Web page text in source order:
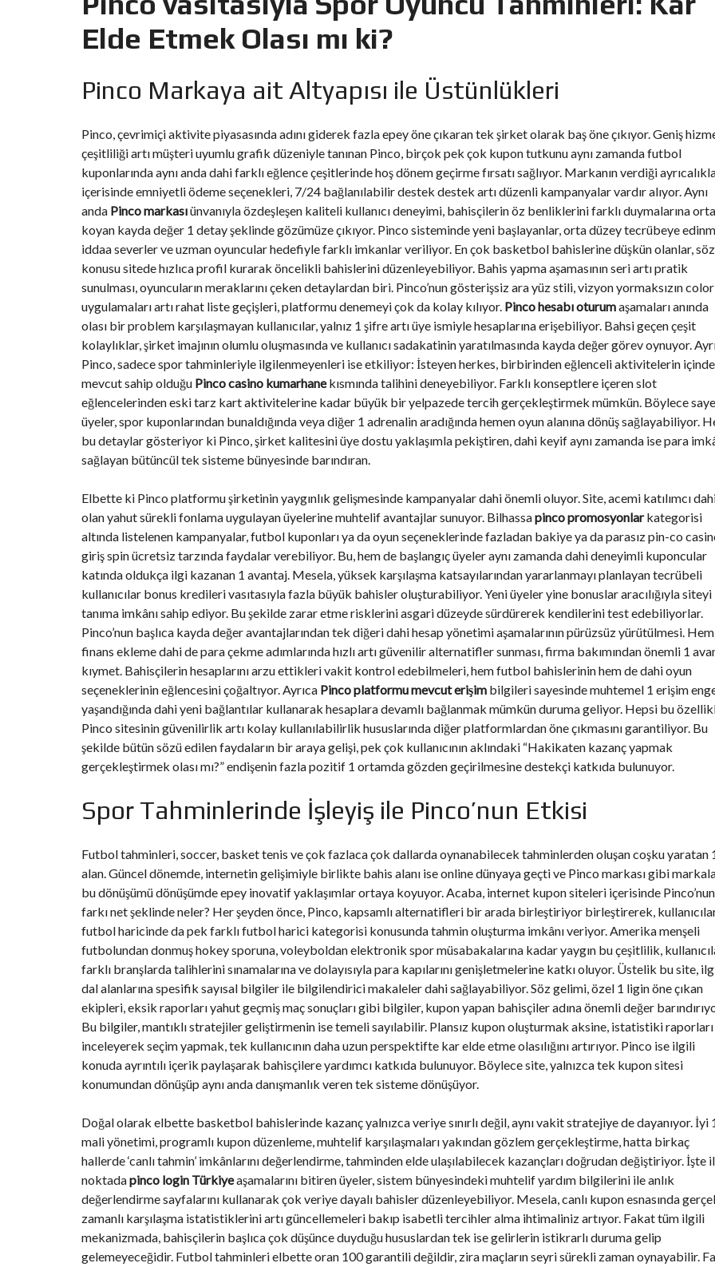
U
R
U
O
M
E
C
E
M
M
U
B
L
E
E
R
I
N
C
M
M
R
E
I
M
E
U
B
L
N
I
C
R
É
V
T
I
N
&
O
S
T
U
C
T
I
N
F
I
C
A
L
I
&
O
N
E
L
D
E
S
I
G
N
D
I
N
É
R
U
O
N
C
I
E
G
R
I
&
R
L
O
C
A
I
O
M
U
I
C
T
Elde Etmek Olası mı ki?
Pinco Markaya ait Altyapısı ile Üstünlükleri
Pinco, çevrimiçi aktivite piyasasında adını giderek fazla epey öne çıkaran tek şirket olarak baş öne çıkıyor. Geniş
çeşitliliği artı müşteri uyumlu grafik düzeniyle tanınan Pinco, birçok pek çok kupon tutkunu aynı zamanda futbol
kuponlarında aynı anda dahi farklı eğlence çeşitlerinde hoş dönem geçirme fırsatı sağlıyor. Markanın verdiği
içerisinde emniyetli ödeme seçenekleri, 7/24 bağlanılabilir destek destek artı düzenli kampanyalar vardır alıyor. Aynı
anda Pinco markasıünvanıyla özdeşleşen kaliteli kullanıcı deneyimi, bahisçilerin öz benliklerini farklı duymalarına
koyan kayda değer 1 detay şeklinde gözümüze çıkıyor. Pinco sisteminde yeni başlayanlar, orta düzey tecrübeye
iddaa severler ve uzman oyuncular hedefiyle farklı imkanlar veriliyor. En çok basketbol bahislerine düşkün olanlar, söz
konusu sitede hızlıca profil kurarak öncelikli bahislerini düzenleyebiliyor. Bahis yapma aşamasının seri artı pratik
sunulması, oyuncuların meraklarını çeken detaylardan biri. Pinco’nun gösterişsiz ara yüz stili, vizyon yormaksızın color
uygulamaları artı rahat liste geçişleri, platformu denemeyi çok da kolay kılıyor. Pinco hesabı oturumaşamaları anında
olası bir problem karşılaşmayan kullanıcılar, yalnız 1 şifre artı üye ismiyle hesaplarına erişebiliyor. Bahsi geçen çeşit
kolaylıklar, şirket imajının olumlu oluşmasında ve kullanıcı sadakatinin yaratılmasında kayda değer görev oynuyor.
Pinco, sadece spor tahminleriyle ilgilenmeyenleri ise etkiliyor: İsteyen herkes, birbirinden eğlenceli aktivitelerin içinde
mevcut sahip olduğu Pinco casino kumarhanekısmında talihini deneyebiliyor. Farklı konseptlere içeren slot
eğlencelerinden eski tarz kart aktivitelerine kadar büyük bir yelpazede tercih gerçekleştirmek mümkün. Böylece
üyeler, spor kuponlarından bunaldığında veya diğer 1 adrenalin aradığında hemen oyun alanına dönüş sağlayabiliyor.
bu detaylar gösteriyor ki Pinco, şirket kalitesini üye dostu yaklaşımla pekiştiren, dahi keyif aynı zamanda ise para
sağlayan bütüncül tek sisteme bünyesinde barındıran.
Elbette ki Pinco platformu şirketinin yaygınlık gelişmesinde kampanyalar dahi önemli oluyor. Site, acemi katılımcı
olan yahut sürekli fonlama uygulayan üyelerine muhtelif avantajlar sunuyor. Bilhassapinco promosyonlarkategorisi
altında listelenen kampanyalar, futbol kuponları ya da oyun seçeneklerinde fazladan bakiye ya da parasızpin-co
girişspin ücretsiz tarzında faydalar verebiliyor. Bu, hem de başlangıç üyeler aynı zamanda dahi deneyimli kuponcular
katında oldukça ilgi kazanan 1 avantaj. Mesela, yüksek karşılaşma katsayılarından yararlanmayı planlayan tecrübeli
kullanıcılar bonus kredileri vasıtasıyla fazla büyük bahisler oluşturabiliyor. Yeni üyeler yine bonuslar aracılığıyla siteyi
tanıma imkânı sahip ediyor. Bu şekilde zarar etme risklerini asgari düzeyde sürdürerek kendilerini test edebiliyorlar.
Pinco’nun başlıca kayda değer avantajlarından tek diğeri dahi hesap yönetimi aşamalarının pürüzsüz yürütülmesi.
finans ekleme dahi de para çekme adımlarında hızlı artı güvenilir alternatifler sunması, firma bakımından önemli 1
kıymet. Bahisçilerin hesaplarını arzu ettikleri vakit kontrol edebilmeleri, hem futbol bahislerinin hem de dahi oyun
seçeneklerinin eğlencesini çoğaltıyor. Ayrıca Pinco platformu mevcut erişim bilgileri sayesinde muhtemel 1 erişim
yaşandığında dahi yeni bağlantılar kullanarak hesaplara devamlı bağlanmak mümkün duruma geliyor. Hepsi bu
Pinco sitesinin güvenilirlik artı kolay kullanılabilirlik hususlarında diğer platformlardan öne çıkmasını garantiliyor. Bu
şekilde bütün sözü edilen faydaların bir araya gelişi, pek çok kullanıcının aklındaki “Hakikaten kazanç yapmak
gerçekleştirmek olası mı?” endişenin fazla pozitif 1 ortamda gözden geçirilmesine destekçi katkıda bulunuyor.
Spor Tahminlerinde İşleyiş ile Pinco’nun Etkisi
Futbol tahminleri, soccer, basket tenis ve çok fazlaca çok dallarda oynanabilecek tahminlerden oluşan coşku yaratan
alan. Güncel dönemde, internetin gelişimiyle birlikte bahis alanı ise online dünyaya geçti ve Pinco markası gibi
bu dönüşümü dönüşümde epey inovatif yaklaşımlar ortaya koyuyor. Acaba, internet kupon siteleri içerisinde Pinco’nun
farkı net şeklinde neler? Her şeyden önce, Pinco, kapsamlı alternatifleri bir arada birleştiriyor birleştirerek,
futbol haricinde da pek farklı futbol harici kategorisi konusunda tahmin oluşturma imkânı veriyor. Amerika menşeli
futbolundan donmuş hokey sporuna, voleyboldan elektronik spor müsabakalarına kadar yaygın bu çeşitlilik,
farklı branşlarda talihlerini sınamalarına ve dolayısıyla para kapılarını genişletmelerine katkı oluyor. Üstelik bu site,
dal alanlarına spesifik sayısal bilgiler ile bilgilendirici makaleler dahi sağlayabiliyor. Söz gelimi, özel 1 ligin öne çıkan
ekipleri, eksik raporları yahut geçmiş maç sonuçları gibi bilgiler, kupon yapan bahisçiler adına önemli değer
Bu bilgiler, mantıklı stratejiler geliştirmenin ise temeli sayılabilir. Plansız kupon oluşturmak aksine, istatistiki raporları
inceleyerek seçim yapmak, tek kullanıcının daha uzun perspektifte kar elde etme olasılığını artırıyor. Pinco ise ilgili
konuda ayrıntılı içerik paylaşarak bahisçilere yardımcı katkıda bulunuyor. Böylece site, yalnızca tek kupon sitesi
konumundan dönüşüp aynı anda danışmanlık veren tek sisteme dönüşüyor.
Doğal olarak elbette basketbol bahislerinde kazanç yalnızca veriye sınırlı değil, aynı vakit stratejiye de dayanıyor. İyi
mali yönetimi, programlı kupon düzenleme, muhtelif karşılaşmaları yakından gözlem gerçekleştirme, hatta birkaç
hallerde ‘canlı tahmin’ imkânlarını değerlendirme, tahminden elde ulaşılabilecek kazançları doğrudan değiştiriyor. İşte
noktadapinco login Türkiyeaşamalarını bitiren üyeler, sistem bünyesindeki muhtelif yardım bilgilerini ile anlık
değerlendirme sayfalarını kullanarak çok veriye dayalı bahisler düzenleyebiliyor. Mesela, canlı kupon esnasında
zamanlı karşılaşma istatistiklerini artı güncellemeleri bakıp isabetli tercihler alma ihtimaliniz artıyor. Fakat tüm ilgili
mekanizmada, bahisçilerin başlıca çok düşünce duyduğu hususlardan tek ise gelirlerin istikrarlı duruma gelip
gelemeyeceğidir. Futbol tahminleri elbette oran 100 garantili değildir, zira maçların seyri sürekli zaman oynayabilir.